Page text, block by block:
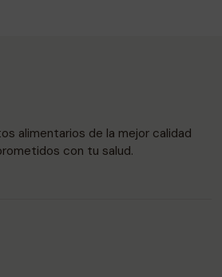
alimentarios de la mejor calidad
con tu salud.